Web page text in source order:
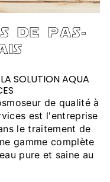
de pas-
SOLUTION AQUA
de qualité à
est l'entreprise
le traitement de
gamme complète
pure et saine au